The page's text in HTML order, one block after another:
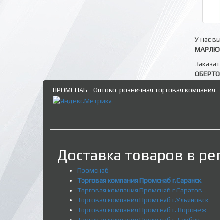
У нас
ПРОМСНАБ - Оптово-розничная торговая компания
Доставка товаров в
Промснаб
Торговая компания Промснаб г.Саранск
Торговая компания Промснаб г.Саратов
Торговая компания Промснаб г.Ульяновск
Торговая компания Промснаб г. Воронеж